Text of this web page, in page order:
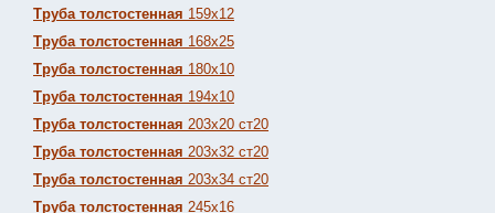
Труба толстостенная 159х12
Труба толстостенная 168х25
Труба толстостенная 180х10
Труба толстостенная 194х10
Труба толстостенная 203х20 ст20
Труба толстостенная 203х32 ст20
Труба толстостенная 203х34 ст20
Труба толстостенная 245х16